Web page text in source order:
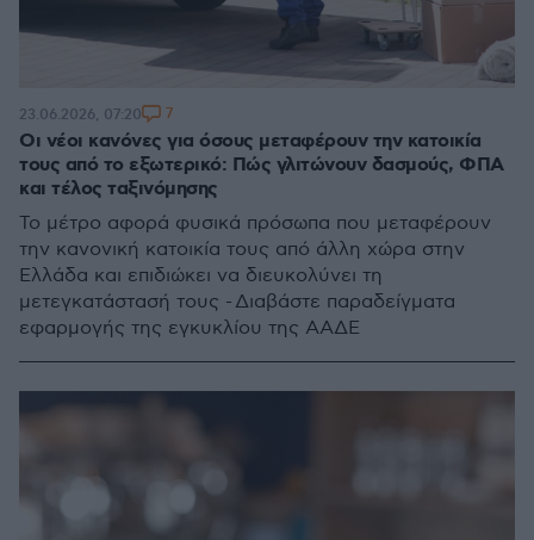
Οι νέοι κανόνες για όσους μεταφέρουν την κατοικία
τους από το εξωτερικό: Πώς γλιτώνουν δασμούς, ΦΠΑ
και τέλος ταξινόμησης
Το μέτρο αφορά φυσικά πρόσωπα που μεταφέρουν
την κανονική κατοικία τους από άλλη χώρα στην
Ελλάδα και επιδιώκει να διευκολύνει τη
μετεγκατάστασή τους - Διαβάστε παραδείγματα
εφαρμογής της εγκυκλίου της ΑΑΔΕ
23.06.2026, 07:20 7